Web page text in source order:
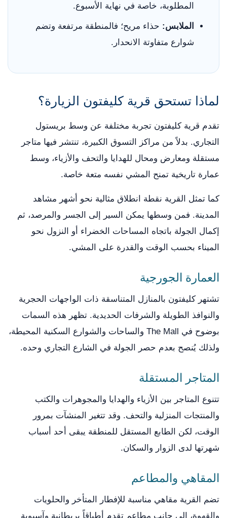
المطلوبة، خاصة في نهاية الأسبوع.
الملابس: حذاء مريح؛ فالمنطقة مرتفعة وتضم
شوارع متفاوتة الانحدار.
لماذا تستحق قرية كليفتون الزيارة؟
تقدم قرية كليفتون تجربة مختلفة عن وسط بريستول
التجاري. بدلاً من مراكز التسوق الكبيرة، تنتشر فيها متاجر
مستقلة ومعارض ومحال للهدايا والتحف والأزياء، وسط
عمارة تاريخية تمنح المشي نفسه متعة خاصة.
كما تمثل القرية نقطة انطلاق مثالية نحو أشهر مشاهد
المدينة. فمن وسطها يمكن السير إلى الجسر والمرصد، ثم
إكمال الجولة باتجاه المساحات الخضراء أو النزول نحو
الميناء بحسب الوقت والقدرة على المشي.
العمارة الجورجية
تشتهر كليفتون بالمنازل المتناسقة ذات الواجهات الحجرية
والنوافذ الطويلة والشرفات الحديدية. تظهر هذه السمات
بوضوح في The Mall والساحات والشوارع السكنية المحيطة،
ولذلك يُنصح بعدم حصر الجولة في الشارع التجاري وحده.
المتاجر المستقلة
تتنوع المتاجر بين الأزياء والهدايا والمجوهرات والكتب
والمنتجات المنزلية والتحف. وقد تتغير المنشآت بمرور
الوقت، لكن الطابع المستقل للمنطقة يبقى أحد أسباب
شهرتها لدى الزوار والسكان.
المقاهي والمطاعم
تضم القرية مقاهي مناسبة للإفطار المتأخر والحلويات
والقهوة، إلى جانب مطاعم تقدم أطباقاً بريطانية وآسيوية